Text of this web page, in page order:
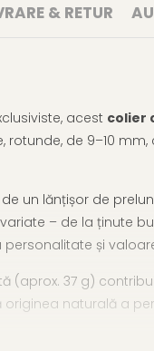
& RETUR
acest colier
rotunde, de 9–10
un lănțișor de
– de la ținute
și
37 g)
naturală a
dorești – delicată și